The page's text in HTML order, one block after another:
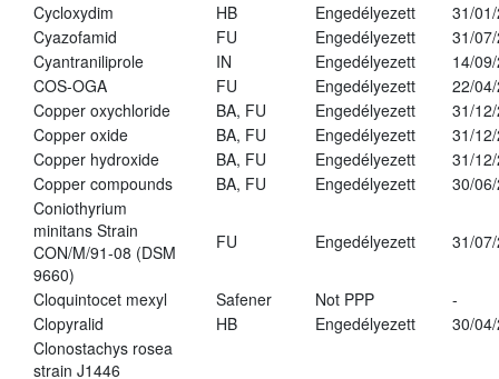
Cycloxydim
HB Engedélyezett
31/
Cyazofamid
FU Engedélyezett
31/
Cyantraniliprole
IN Engedélyezett
14/
COS-OGA
FU Engedélyezett
22/
Copper oxychloride
BA, FU Engedélyezett
31/
Copper oxide
BA, FU Engedélyezett
31/
Copper hydroxide
BA, FU Engedélyezett
31/
Copper compounds
BA, FU Engedélyezett
30/
Coniothyrium
minitans Strain
CON/M/91-08 (DSM
9660)
FU Engedélyezett 31/
Cloquintocet mexyl Safener Not PPP
-
Clopyralid
HB Engedélyezett
30/
Clonostachys rosea
strain J1446